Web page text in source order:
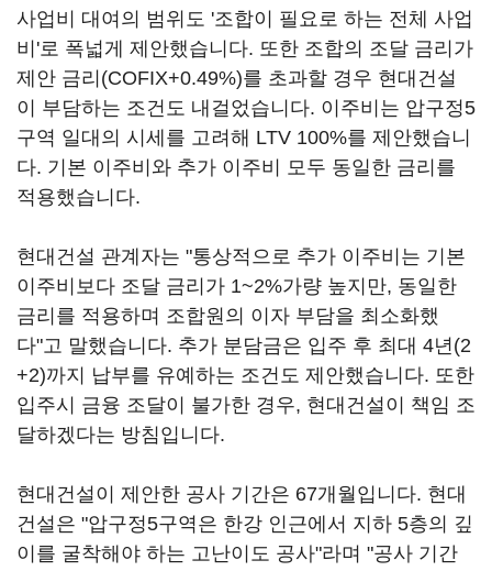
사업비 대여의 범위도 '조합이 필요로 하는 전체 사업
비'로 폭넓게 제안했습니다. 또한 조합의 조달 금리가
제안 금리(COFIX+0.49%)를 초과할 경우 현대건설
이 부담하는 조건도 내걸었습니다. 이주비는 압구정5
구역 일대의 시세를 고려해 LTV 100%를 제안했습니
다. 기본 이주비와 추가 이주비 모두 동일한 금리를
적용했습니다.
현대건설 관계자는 "통상적으로 추가 이주비는 기본
이주비보다 조달 금리가 1~2%가량 높지만, 동일한
금리를 적용하며 조합원의 이자 부담을 최소화했
다"고 말했습니다. 추가 분담금은 입주 후 최대 4년(2
+2)까지 납부를 유예하는 조건도 제안했습니다. 또한
입주시 금융 조달이 불가한 경우, 현대건설이 책임 조
달하겠다는 방침입니다.
현대건설이 제안한 공사 기간은 67개월입니다. 현대
건설은 "압구정5구역은 한강 인근에서 지하 5층의 깊
이를 굴착해야 하는 고난이도 공사"라며 "공사 기간